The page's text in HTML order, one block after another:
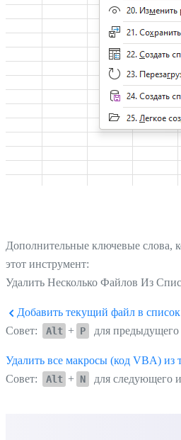
Дополнительные ключевые слова,
этот инструмент:
Удалить Несколько Файлов Из
Добавить текущий файл в
Совет:
Alt + P для предыдущего
Удалить все макросы (код VBA) из
Совет:
Alt + N для следующего